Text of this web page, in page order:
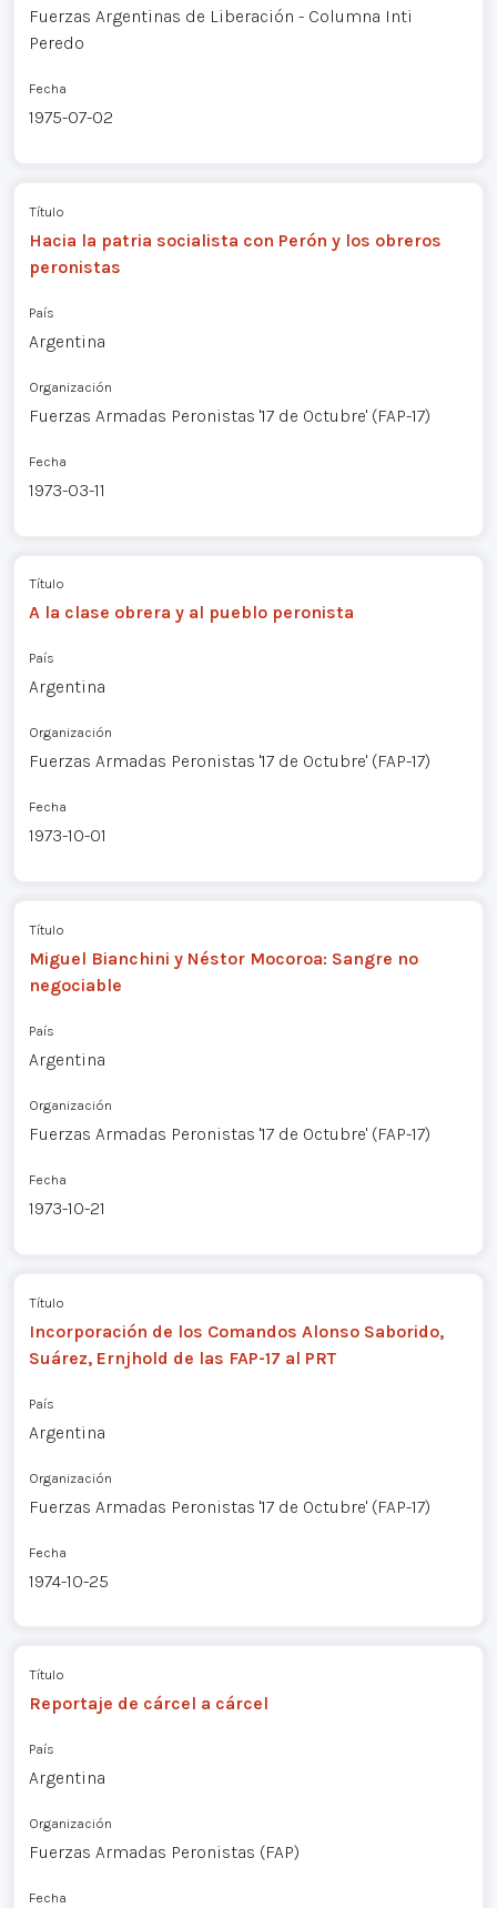
Fuerzas Argentinas de Liberación - Columna Inti
Peredo
Fecha
1975-07-02
Título
Hacia la patria socialista con Perón y los obreros
peronistas
País
Argentina
Organización
Fuerzas Armadas Peronistas '17 de Octubre' (FAP-17)
Fecha
1973-03-11
Título
A la clase obrera y al pueblo peronista
País
Argentina
Organización
Fuerzas Armadas Peronistas '17 de Octubre' (FAP-17)
Fecha
1973-10-01
Título
Miguel Bianchini y Néstor Mocoroa: Sangre no
negociable
País
Argentina
Organización
Fuerzas Armadas Peronistas '17 de Octubre' (FAP-17)
Fecha
1973-10-21
Título
Incorporación de los Comandos Alonso Saborido,
Suárez, Ernjhold de las FAP-17 al PRT
País
Argentina
Organización
Fuerzas Armadas Peronistas '17 de Octubre' (FAP-17)
Fecha
1974-10-25
Título
Reportaje de cárcel a cárcel
País
Argentina
Organización
Fuerzas Armadas Peronistas (FAP)
Fecha